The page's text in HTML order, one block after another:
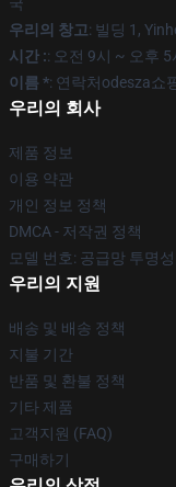
우리의 창고: 빌딩 1,
시간 :: 오전 9시 ~ 오후
이름 *: 연락처odesza쇼
우리의 회사
제품 정보
이용 약관
개인 정보 정책
DMCA - 저작권 정책
모델 번호: 공급망 투명성
우리의 지원
배송 및 배송 정책
지불 기간
반품 및 환불 정책
기타 제품
고객지원 (FAQ)
구매하기